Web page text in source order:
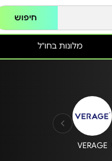
חיפוש
מלונות בחו"ל
VERAGE